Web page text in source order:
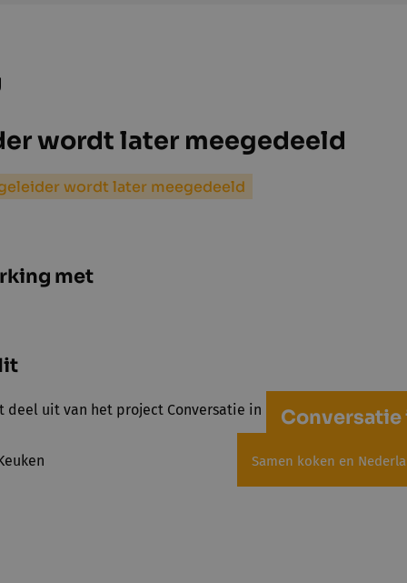
wordt later meegedeeld
wordt later meegedeeld
met
deel uit van het project Conversatie in de keukenConversatie
Samen koken en